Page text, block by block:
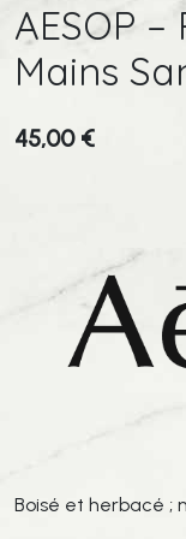
AESOP
Mains
45,00 €
Boisé et herbacé ;